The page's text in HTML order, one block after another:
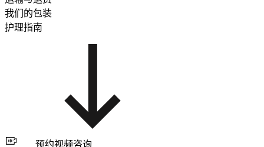
我们的包装
护理指南
预约视频咨询